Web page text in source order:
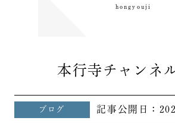
hongyouji
本行寺チャンネ
ブログ 記事公開日：